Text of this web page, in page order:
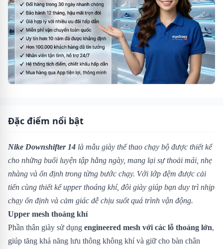
Đặc điểm nổi bật
Nike Downshifter 14 là mẫu giày thể thao chạy bộ được thiết kế
cho những buổi luyện tập hằng ngày, mang lại sự thoải mái, nhẹ
nhàng và ổn định trong từng bước chạy. Với lớp đệm được cải
tiến cùng thiết kế upper thoáng khí, đôi giày giúp bạn duy trì nhịp
chạy ổn định và cảm giác dễ chịu suốt quá trình vận động.
Upper mesh thoáng khí
Phần thân giày sử dụng engineered mesh với các lỗ thoáng lớn,
giúp tăng khả năng lưu thông không khí và giữ cho bàn chân